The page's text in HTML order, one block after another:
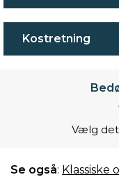
Kostretning
Vælg
Se også: Klassiske